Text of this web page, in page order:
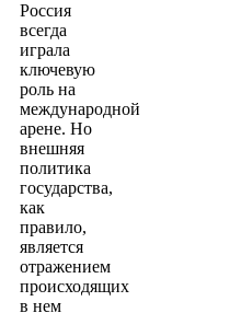
Россия
всегда
играла
ключевую
роль на
международной
арене. Но
внешняя
политика
государства,
как
правило,
является
отражением
происходящих
в нем